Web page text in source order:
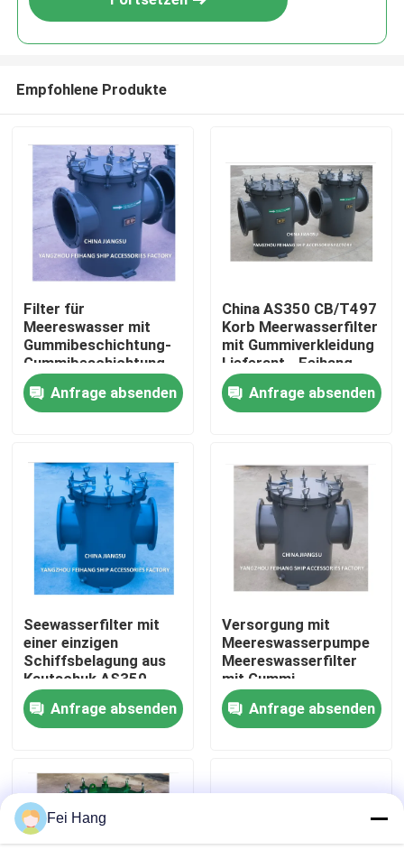
Startseite
Produkte
Fabrik Tour
Qualitätskontrolle
Kontakt
Referenzen
Marine-Wasserfilter
Marine Sea Water Strainer
Empfohlene Produkte
Filter für
Meereswasser mit
Gummibeschichtung-
Gummibeschichtung
Grobwasserfilter für
Kühlsystem für
Meereswasser AS350
Anfrage absenden
China AS350 CB/T497
Korb Meerwasserfilter
mit Gummiverkleidung
Lieferant - Feihang
Marine
Anfrage absenden
Seewasserfilter mit
einer einzigen
Schiffsbelagung aus
Kautschuk AS350
CB/T497-2012
Seewasserfilter mit
einer einzigen
Kautschuk
Anfrage absenden
Versorgung mit
Meereswasserpumpe
Meereswasserfilter
mit Gummi,
Inhalationsfilter
AS350 CB/T 497-94 -
Feihang Marine
Anfrage absenden
Fei Hang